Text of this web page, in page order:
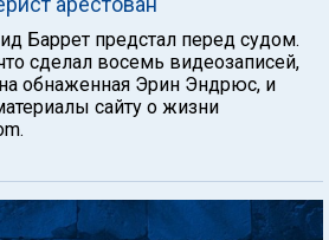
Баррет предстал перед судом.
сделал восемь видеозаписей,
обнаженная Эрин Эндрюс, и
сайту о жизни